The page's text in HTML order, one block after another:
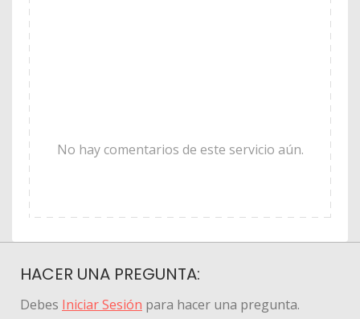
No hay comentarios de este servicio aún.
HACER UNA PREGUNTA:
Debes Iniciar Sesión para hacer una pregunta.